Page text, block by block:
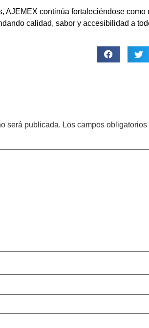
AJEMEX continúa fortaleciéndose como
calidad, sabor y accesibilidad a
será publicada. Los campos